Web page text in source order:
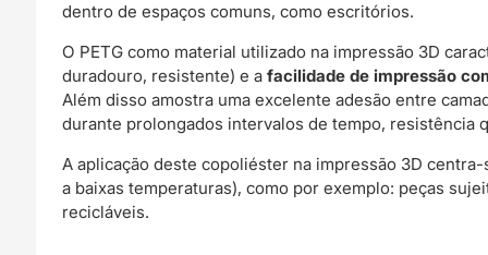
dentro de espaços comuns, como escritórios.
O PETG como material utilizado na impressão 3D
duradouro, resistente) e afacilidade de impressão
Além disso amostra uma excelente adesão entre
durante prolongados intervalos de tempo, resistência
A aplicação deste copoliéster na impressão 3D
a baixas temperaturas), como por exemplo: peças
recicláveis.